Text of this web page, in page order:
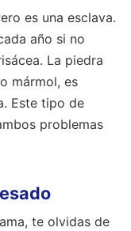
es una esclava.
año si no
La piedra
mármol, es
Este tipo de
problemas
te olvidas de